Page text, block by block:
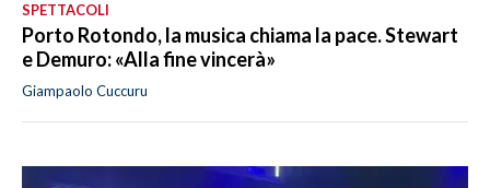
SPETTACOLI
Porto Rotondo, la musica chiama la pace. Stewart
e Demuro: «Alla fine vincerà»
Giampaolo Cuccuru